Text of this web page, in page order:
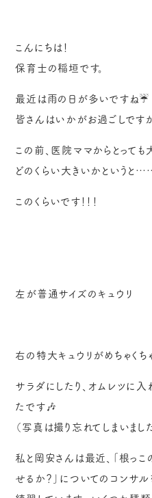
こんにちは！
保育士の稲垣です。
最近は雨の日が多いですね☔
皆さんはいかがお過ごしです
この前、医院ママからとっても
どのくらい大きいかというと
このくらいです！！！
左が普通サイズのキュウリ
右の特大キュウリがめちゃくち
サラダにしたり、オムレツに
たです🎶
（写真は撮り忘れてしまいまし
私と岡安さんは最近、「根っ
せるか？」についてのコンサル